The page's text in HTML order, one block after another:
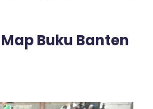
Buku Banten